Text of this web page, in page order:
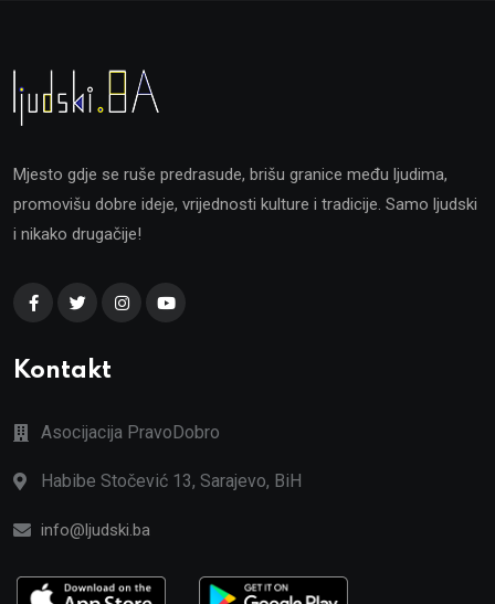
Mjesto gdje se ruše predrasude, brišu granice među ljudima,
promovišu dobre ideje, vrijednosti kulture i tradicije. Samo ljudski
i nikako drugačije!
Kontakt
Asocijacija PravoDobro
Habibe Stočević 13, Sarajevo, BiH
info@ljudski.ba